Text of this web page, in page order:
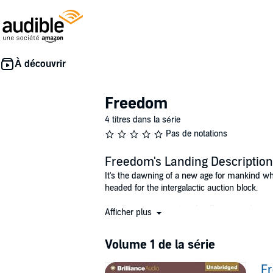
Freedom
4 titres dans la série
Pas de notations
Freedom's Landing Description
It's the dawning of a new age for mankind
headed for the intergalactic auction block.
Kris Bjornsen is captured in Denver on her
Recaptured together, they join forces with
Listeners will delight in this "against-the-
Afficher plus
Volume 1 de la série